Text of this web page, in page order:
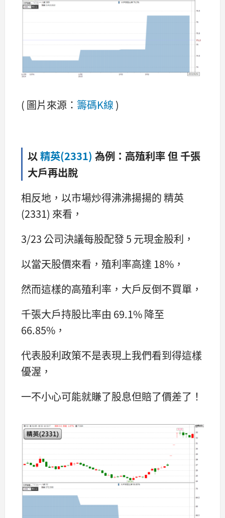
( 圖片來源： 籌碼K線 )
以 精英(2331) 為例：高殖利率 但 千張
大戶再出脫
相反地，以市場炒得沸沸揚揚的 精英
(2331) 來看，
3/23 公司決議每股配發 5 元現金股利，
以當天股價來看，殖利率高達 18%，
然而這樣的高殖利率，大戶反倒不買單，
千張大戶持股比率由 69.1% 降至
66.85%，
代表股利政策不是表現上我們看到得這樣
優渥，
一不小心可能就賺了股息但賠了價差了！